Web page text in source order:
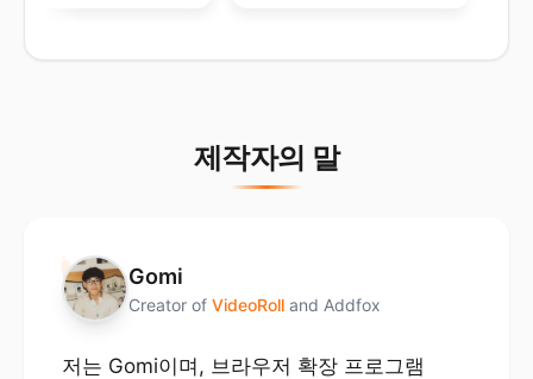
cmeokpogajmocmcejemg/content/index.js:2962:29)
---------------------------제작자의 말
" Gomi
Creator of VideoRoll and Addfox
저는 Gomi이며, 브라우저 확장 프로그램